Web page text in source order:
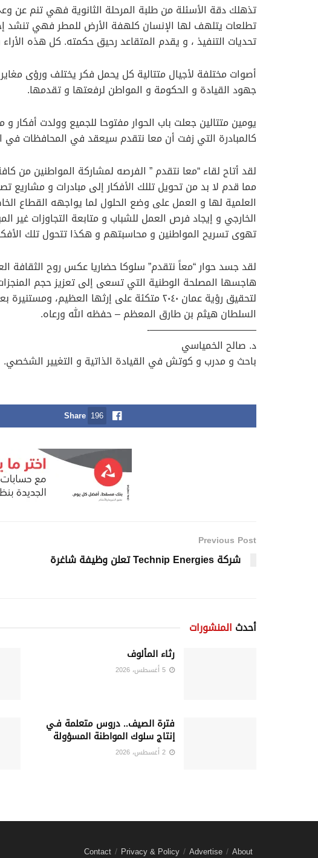
تذهلك دقة الأسئلة من طلبة المرحلة الثانوية فهي تنم عن
تطلعات يتلهف لها الإنسان كلهفة الأرض للمطر فهي تنشد
تحديات التنفيذ ، و يقدم المتقاعد رحيق حكمته. كل هذه
أصوات مختلفة لأجيال متتالية كل يحمل فكر يختلف ورؤى
جهود القيادة و الحكومة و المواطن لرفعتها و تقدمها.
يومين متتالين جعلت باب الحوار مفتوحا للجميع وولدت
كالمبادرة التي زفت أن معا نتقدم سيعقد في المحافظات في
لقد أتاح لقاء “معا نتقدم ” الفرصه لمشاركة المواطنين من
مما قدم لا بد من تحويل تللك الأفكار إلى مبادرات و
العلمية لها و العمل على وضع الحلول لما يواجهه القطاع
الخارجي و إيجاد فرص العمل للشباب و متابعة التجاوزات
تهوى تسريح المواطنين و محاسبتهم و هكذا تتحول تلك
لقد جسد حوار “معاً نتقدم” سلوكا حضاريا عكس روح الثقافة
هاجسها المصلحة الوطنية التي تسعى إلى تعزيز حجم
لتحقيق رؤية عمان ٢٠٤٠ متكئة على إرثها
السلطان هيثم بن طارق المعظم – حفظه الله ورعاه.
———————————-
د. صالح الخمياسي
باحث و مدرب و كوتش في القيادة الذاتية و التغيير الشخصي.
Share 196
Previous Post
شركة Technip Energies تعلن وظيفة شاغرة
أحدث المنشورات
رثاء المألوف
فترة الصيف.. دروس متعلمة فـي
إنتاج سلوك المواطنة المسؤولة
About
Advertise
Privacy & Policy
Contact